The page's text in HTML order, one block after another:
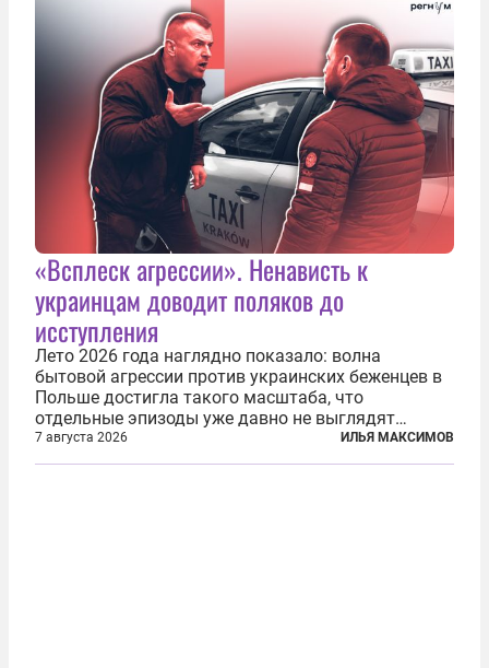
«Всплеск агрессии». Ненависть к
украинцам доводит поляков до
исступления
Лето 2026 года наглядно показало: волна
бытовой агрессии против украинских беженцев в
Польше достигла такого масштаба, что
отдельные эпизоды уже давно не выглядят
случайными. Поляки, судя по происходящему,
буквально теряют рассудок от ненависти к
7 августа 2026 ИЛЬЯ МАКСИМОВ